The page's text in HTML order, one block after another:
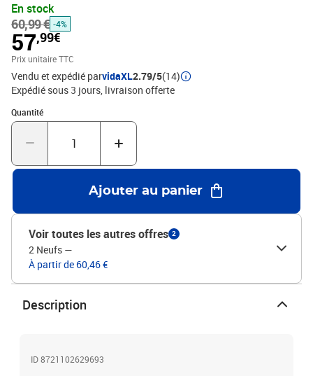
un aspect attrayant. Avec une excellente stabilité et résistance aux
intempéries, il est idéal pour la fabrication de mobilier d'intérieur
et d'extérieur.Surface finie à l’huile : ce dessus de meuble est fait
de bois d'acacia avec une finition à l'huile qui le rend plus résistant
à l'humidité et aux dégâts d'eau, tout en préservant son caractère
unique.Utilisation polyvalente : ce dessus de comptoir
multifonctionnel peut être associé à différentes bases pour une
gamme d'utilisations, comme un poste de travail de cuisine, un
établi de garage ou un dessus de meuble-lavabo de salle de
bain.Entretien facile : grâce à sa surface lisse, le dessus est facile
est unique, avec des variations de couleurs et de grains. La
livraison est aléatoire, ce qui garantit l'exclusivité et l'individualité
de votre produit.Il est recommandé de réappliquer une finition à
l’huile pour conserver sa qualité et son apparence au moins une
fois par an.Matériau : bois d'acacia massif avec finition à
l'huileDimensions : 80 x 60 x 2 cm (L x l x é)Forme : rectangulaire
En stock
60,99 € -4%
57,99€
Prix unitaire TTC
Vendu et expédié parvidaXL2.79/5(14)
Expédié sous 3 jours livraison offerte
Quantité
Quantité : 1
Ajouter au panier
Voir toutes les autres offres 2
2 Neufs —
À partir de 60,46 €
Description
ID 8721102629693